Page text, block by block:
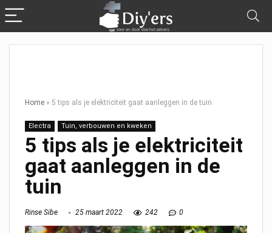
Home » 5 tips als je elektriciteit gaat aanleggen in de tuin
Electra Tuin, verbouwen en kweken
5 tips als je elektriciteit
gaat aanleggen in de
tuin
Rinse Sibe 25 maart 2022 242 0